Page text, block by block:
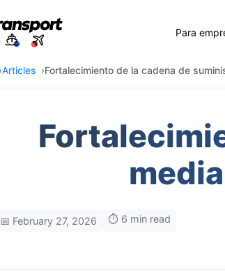
Para
Articles Fortalecimiento de la cadena de
📅 February 27, 2026 ⏱️ 6 min read